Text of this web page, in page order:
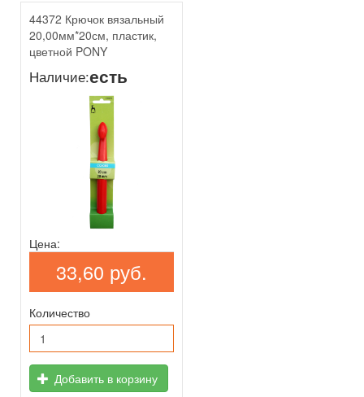
44372 Крючок вязальный
20,00мм*20см, пластик,
цветной PONY
Наличие:есть
Цена:
33,60 руб.
Количество
Добавить в корзину